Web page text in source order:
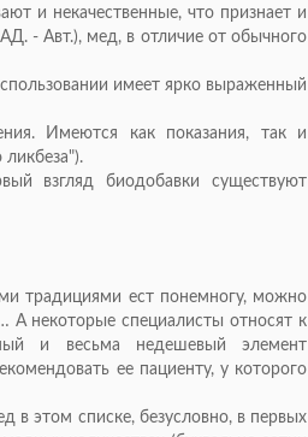
и некачественные, что признает и
- Авт.), мед, в отличие от обычного
имеет ярко выраженный
Имеются как показания, так и
взгляд биодобавки существуют
традициями ест понемногу, можно
А некоторые специалисты относят к
и весьма недешевый элемент
ее пациенту, у которого
в этом списке, безусловно, в первых